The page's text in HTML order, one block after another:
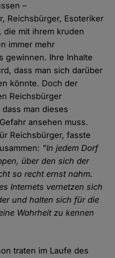
–
Reichsbürger, Esoteriker
die mit ihrem kruden
immer mehr
gewinnen. Ihre Inhalte
dass man sich darüber
könnte. Doch der
Reichsbürger
man dieses
ansehen muss.
Reichsbürger, fasste
"In jedem Dorf
über den sich der
so recht ernst nahm.
Internets vernetzen sich
und halten sich für die
Wahrheit zu kennen
traten im Laufe des